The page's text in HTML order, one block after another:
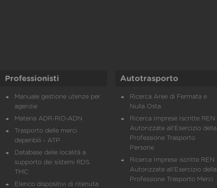
Professionisti
Manuale gestione utenze per
agenzie
Materia ADR-RID-ADN
Trasporto delle merci
deperibili - ATP
Database delle località a
supporto dei sistemi RDS
TMC
Elenco dispositivi di ritenuta
Autotrasporto
Ricerca Aree di Fermata e
Nulla Osta
Ricerca Imprese Iscritte REN
Autorizzate all'Esercizio della
Professione Trasporto
Persone
Ricerca Imprese iscritte REN
Autorizzate all'Esercizio della
Professione Trasporto Merci